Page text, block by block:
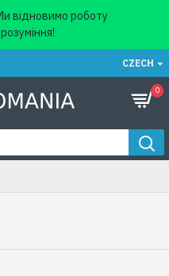
відновимо роботу
CZECH
0